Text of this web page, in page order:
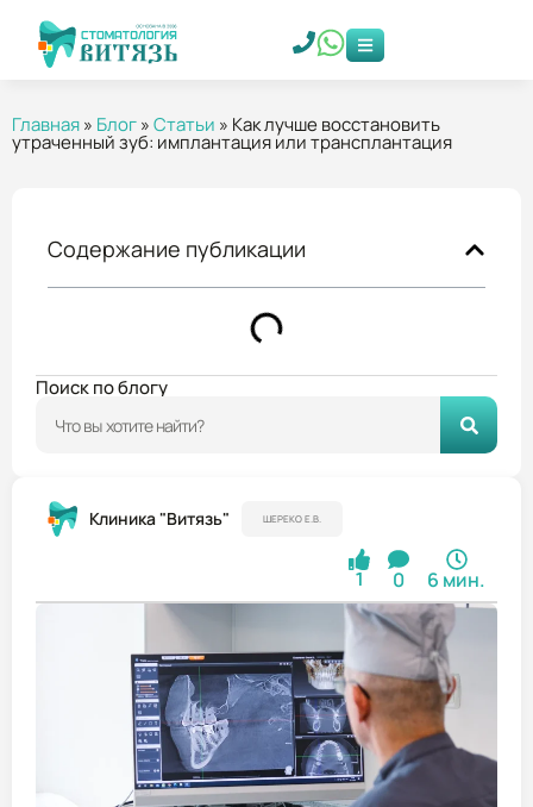
Главная» Блог»Статьи » Как лучше восстановить
утраченный зуб: имплантация или трансплантация
Содержание публикации
Поиск по блогу
Клиника "Витязь" ШЕРЕКО Е.В.
1 0 6 мин.